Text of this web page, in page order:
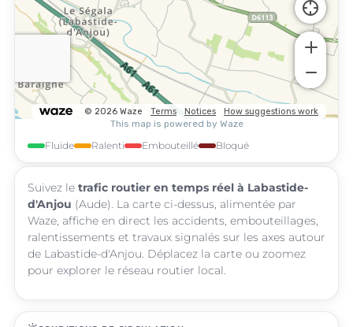
Fluide Ralenti Embouteillé Bloqué
Suivez le trafic routier en temps réel à Labastide-
d'Anjou (Aude). La carte ci-dessus, alimentée par
Waze, affiche en direct les accidents, embouteillages,
ralentissements et travaux signalés sur les axes autour
de Labastide-d'Anjou. Déplacez la carte ou zoomez
pour explorer le réseau routier local.